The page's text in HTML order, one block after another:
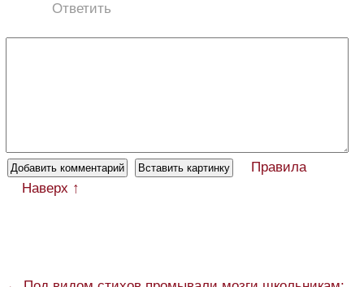
Ответить
Правила
Наверх ↑